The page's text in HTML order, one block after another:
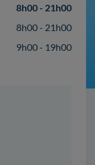
8h00 - 21h00
8h00 - 21h00
9h00 - 19h00